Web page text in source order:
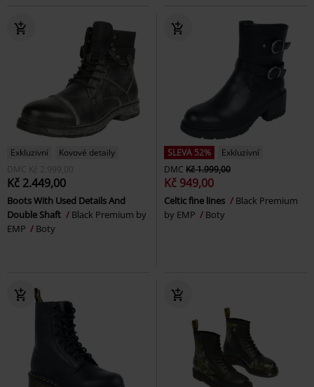
Exkluzivní
Kovové detaily
DMC
Kč 2.999,00
Kč 2.449,00
Boots With Used Details And
Double Shaft
Black Premium by
EMP
Boty
SLEVA 52%
Exkluzivní
DMC Kč 1.999,00
Kč 949,00
Celtic fine lines
Black Premium
by EMP
Boty